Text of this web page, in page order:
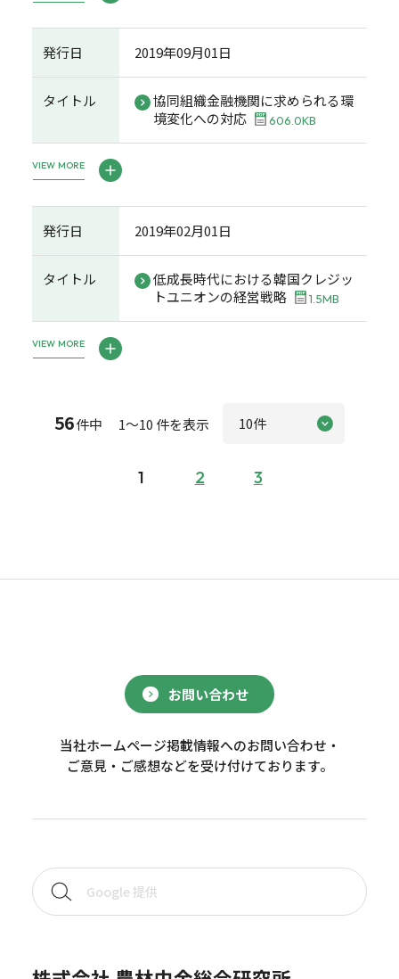
発行日 2019年09月01日
タイトル
協同組織金融機関に求められる環
境変化への対応
606.0KB
VIEW MORE
発行日 2019年02月01日
タイトル
低成長時代における韓国クレジッ
トユニオンの経営戦略
1.5MB
VIEW MORE
56件中 1～10 件を表示
1 2 3
お問い合わせ
当社ホームページ掲載情報へのお問い合わせ・
ご意見・ご感想などを受け付けております。